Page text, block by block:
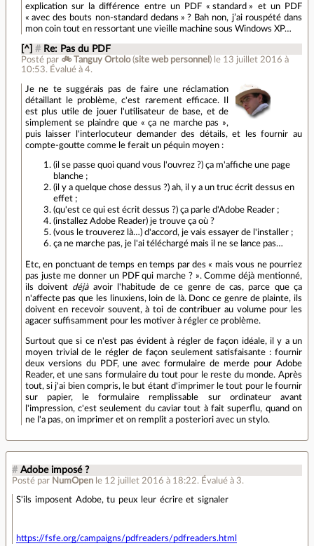
explication sur la différence entre un PDF « standard » et un PDF
« avec des bouts non-standard dedans » ? Bah non, j’ai rouspété dans
mon coin tout en ressortant une vieille machine sous Windows XP…
[^] # Re: Pas du PDF
Posté par 🚲 Tanguy Ortolo(site web personnel ) le 13 juillet 2016 à
10:53. Évalué à 4.
Je ne te suggérais pas de faire une réclamation
détaillant le problème, c'est rarement efficace. Il
est plus utile de jouer l'utilisateur de base, et de
simplement se plaindre que « ça ne marche pas »,
puis laisser l'interlocuteur demander des détails, et les fournir au
compte-goutte comme le ferait un péquin moyen :
(il se passe quoi quand vous l'ouvrez ?) ça m'affiche une page
blanche ;
(il y a quelque chose dessus ?) ah, il y a un truc écrit dessus en
effet ;
(qu'est ce qui est écrit dessus ?) ça parle d'Adobe Reader ;
(installez Adobe Reader) je trouve ça où ?
(vous le trouverez là…) d'accord, je vais essayer de l'installer ;
ça ne marche pas, je l'ai téléchargé mais il ne se lance pas…
Etc, en ponctuant de temps en temps par des « mais vous ne pourriez
pas juste me donner un PDF qui marche ? ». Comme déjà mentionné,
ils doivent déjàavoir l'habitude de ce genre de cas, parce que ça
n'affecte pas que les linuxiens, loin de là. Donc ce genre de plainte, ils
doivent en recevoir souvent, à toi de contribuer au volume pour les
agacer suffisamment pour les motiver à régler ce problème.
Surtout que si ce n'est pas évident à régler de façon idéale, il y a un
moyen trivial de le régler de façon seulement satisfaisante : fournir
deux versions du PDF, une avec formulaire de merde pour Adobe
Reader, et une sans formulaire du tout pour le reste du monde. Après
tout, si j'ai bien compris, le but étant d'imprimer le tout pour le fournir
sur papier, le formulaire remplissable sur ordinateur avant
l'impression, c'est seulement du caviar tout à fait superflu, quand on
ne l'a pas, on imprimer et on remplit a posteriori avec un stylo.
# Adobe imposé ?
Posté par NumOpen le 12 juillet 2016 à 18:22. Évalué à 3.
S'ils imposent Adobe, tu peux leur écrire et signaler
https://fsfe.org/campaigns/pdfreaders/pdfreaders.html